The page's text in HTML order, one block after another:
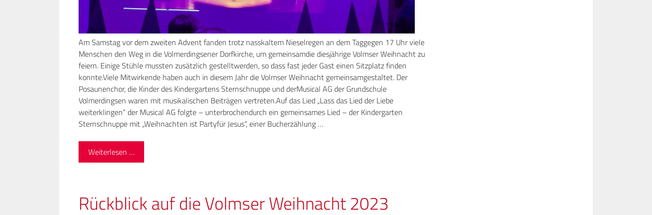
Am Samstag vor dem zweiten Advent fanden trotz nasskaltem Nieselregen an dem Taggegen 17 Uhr viele
Menschen den Weg in die Volmerdingsener Dorfkirche, um gemeinsamdie diesjährige Volmser Weihnacht zu
feiern. Einige Stühle mussten zusätzlich gestelltwerden, so dass fast jeder Gast einen Sitzplatz finden
konnte.Viele Mitwirkende haben auch in diesem Jahr die Volmser Weihnacht gemeinsamgestaltet. Der
Posaunenchor, die Kinder des Kindergartens Sternschnuppe und derMusical AG der Grundschule
Volmerdingsen waren mit musikalischen Beiträgen vertreten.Auf das Lied „Lass das Lied der Liebe
weiterklingen“ der Musical AG folgte – unterbrochendurch ein gemeinsames Lied – der Kindergarten
Sternschnuppe mit „Weihnachten ist Partyfür Jesus“, einer Bucherzählung …
Weiterlesen …
Rückblick auf die Volmser Weihnacht 2023